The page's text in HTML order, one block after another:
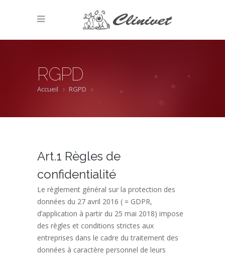
RGPD
Accueil RGPD
Art.1 Règles de
confidentialité
Le règlement général sur la protection des
données du 27 avril 2016 ( = GDPR,
d’application à partir du 25 mai 2018) impose
des règles et conditions strictes aux
entreprises dans le cadre du traitement des
données à caractère personnel de leurs